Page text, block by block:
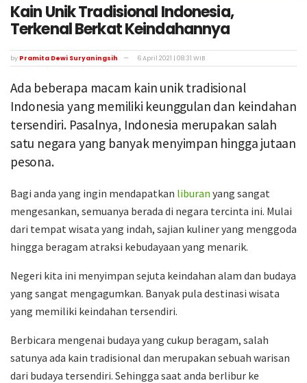
Kain Unik Tradisional Indonesia,
Terkenal Berkat Keindahannya
by Pramita Dewi Suryaningsih 6 April 2021 | 08:31 WIB
Ada beberapa macam kain unik tradisional
Indonesia yang memiliki keunggulan dan keindahan
tersendiri. Pasalnya, Indonesia merupakan salah
satu negara yang banyak menyimpan hingga jutaan
pesona.
Bagi anda yang ingin mendapatkan liburan yang sangat
mengesankan, semuanya berada di negara tercinta ini. Mulai
dari tempat wisata yang indah, sajian kuliner yang menggoda
hingga beragam atraksi kebudayaan yang menarik.
Negeri kita ini menyimpan sejuta keindahan alam dan budaya
yang sangat mengagumkan. Banyak pula destinasi wisata
yang memiliki keindahan tersendiri.
Berbicara mengenai budaya yang cukup beragam, salah
satunya ada kain tradisional dan merupakan sebuah warisan
dari budaya tersendiri. Sehingga saat anda berlibur ke